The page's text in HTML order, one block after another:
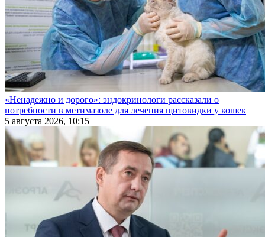
«Ненадежно и дорого»: эндокринологи рассказали о
потребности в метимазоле для лечения щитовидки у кошек
5 августа 2026, 10:15